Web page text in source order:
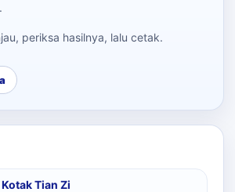
periksa hasilnya, lalu cetak.
Tian Zi